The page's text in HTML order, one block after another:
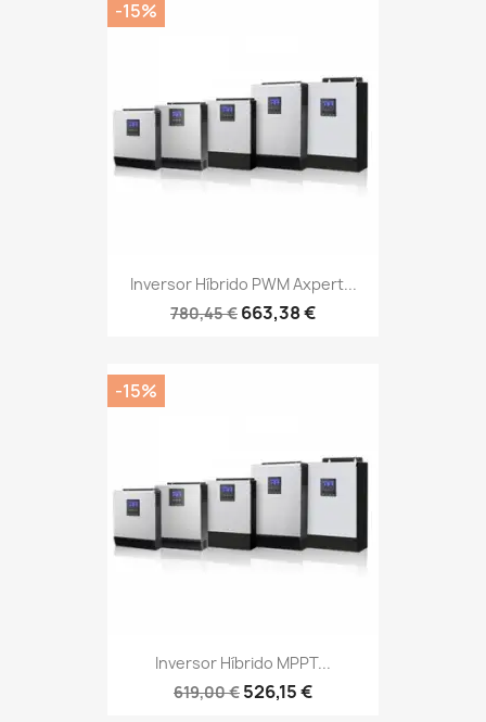
Inversor Híbrido PWM Axpert...
780,45 € 663,38 €
-15%
Inversor Híbrido MPPT...
619,00 € 526,15 €
-15%